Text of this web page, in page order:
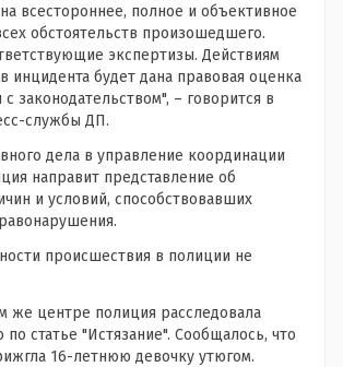
всестороннее, полное и объективное
обстоятельств произошедшего.
экспертизы. Действиям
инцидента будет дана правовая оценка
с законодательством", – говорится в
службы ДП.
дела в управление координации
направит представление об
и условий, способствовавших
происшествия в полиции не
же центре полиция расследовала
по статье "Истязание". Сообщалось, что
16-летнюю девочку утюгом.